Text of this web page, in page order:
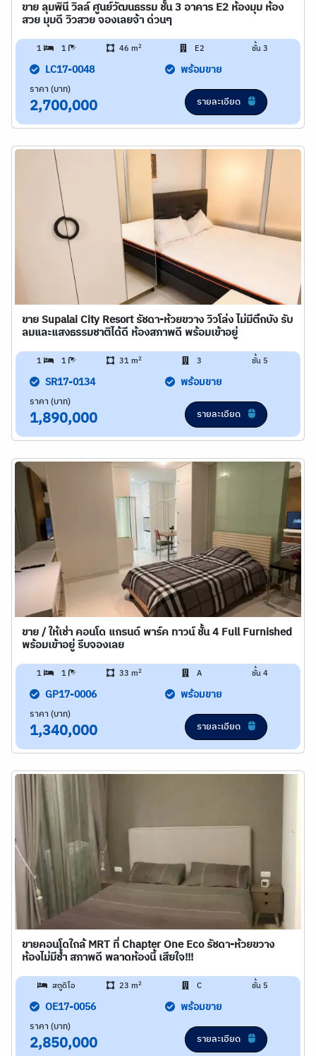
ขาย ลุมพินี วิลล์ ศูนย์วัฒนธรรม ชั้น 3 อาคาร E2 ห้องมุม ห้อง
สวย มุมดี วิวสวย จองเลยจ้า ด่วนๆ
1 1 46 m2 E2 ชั้น 3
LC17-0048 พร้อมขาย
ราคา (บาท)
2,700,000 รายละเอียด
ขาย Supalai City Resort รัชดา-ห้วยขวาง วิวโล่ง ไม่มีตึกบัง รับ
ลมและแสงธรรมชาติได้ดี ห้องสภาพดี พร้อมเข้าอยู่
1 1 31 m2 3 ชั้น 5
SR17-0134 พร้อมขาย
ราคา (บาท)
1,890,000 รายละเอียด
ขาย / ให้เช่า คอนโด แกรนด์ พาร์ค ทาวน์ ชั้น 4 Full Furnished
พร้อมเข้าอยู่ รีบจองเลย
1 1 33 m2 A ชั้น 4
GP17-0006 พร้อมขาย
ราคา (บาท)
1,340,000 รายละเอียด
ขายคอนโดใกล้ MRT ที่ Chapter One Eco รัชดา-ห้วยขวาง
ห้องไม่มีช้ำ สภาพดี พลาดห้องนี้ เสียใจ!!!
สตูดิโอ 23 m2 C ชั้น 5
OE17-0056 พร้อมขาย
ราคา (บาท)
2,850,000 รายละเอียด